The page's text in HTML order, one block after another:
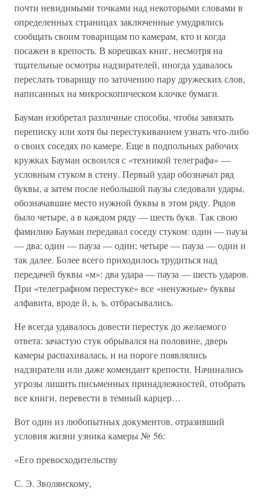
почти невидимыми точками над некоторыми словами в
определенных страницах заключенные умудрялись
сообщать своим товарищам по камерам, кто и когда
посажен в крепость. В корешках книг, несмотря на
тщательные осмотры надзирателей, иногда удавалось
переслать товарищу по заточению пару дружеских слов,
написанных на микроскопическом клочке бумаги.
Бауман изобретал различные способы, чтобы завязать
переписку или хотя бы перестукиванием узнать что-либо
о своих соседях по камере. Еще в подпольных рабочих
кружках Бауман освоился с «техникой телеграфа» —
условным стуком в стену. Первый удар обозначал ряд
буквы, а затем после небольшой паузы следовали удары,
обозначавшие место нужной буквы в этом ряду. Рядов
было четыре, а в каждом ряду — шесть букв. Так свою
фамилию Бауман передавал соседу стуком: один — пауза
— два; один — пауза — один; четыре — пауза — один и
так далее. Более всего приходилось трудиться над
передачей буквы «м»: два удара — пауза — шесть ударов.
При «телеграфном перестуке» все «ненужные» буквы
алфавита, вроде й, ь, ъ, отбрасывались.
Не всегда удавалось довести перестук до желаемого
ответа: зачастую стук обрывался на половине, дверь
камеры распахивалась, и на пороге появлялись
надзиратели или даже комендант крепости. Начинались
угрозы лишить письменных принадлежностей, отобрать
все книги, перевести в темный карцер…
Вот один из любопытных документов, отразивший
условия жизни узника камеры № 56:
«Его превосходительству
С. Э. Зволянскому,